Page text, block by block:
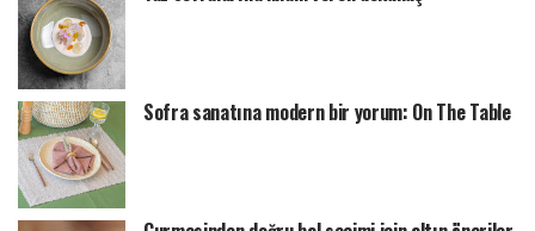
Sofra sanatına modern bir yorum: On The Table